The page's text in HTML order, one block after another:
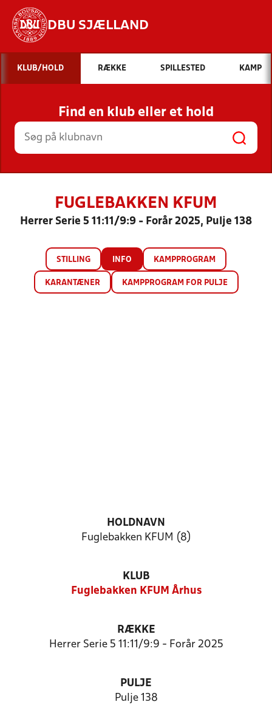
DBU SJÆLLAND
Hvad vil du søge efter?
INDHOLD OG NYHEDER
STILLINGER, RESULTATER, KLUBBER OG
HOLD
KLUB/HOLD RÆKKE SPILLESTED KAMP
Find en klub eller et hold
FUGLEBAKKEN KFUM
Herrer Serie 5 11:11/9:9 - Forår 2025, Pulje 138
STILLING INFO KAMPPROGRAM
KARANTÆNER KAMPPROGRAM FOR PULJE
HOLDNAVN
Fuglebakken KFUM (8)
KLUB
Fuglebakken KFUM Århus
RÆKKE
Herrer Serie 5 11:11/9:9 - Forår 2025
PULJE
Pulje 138